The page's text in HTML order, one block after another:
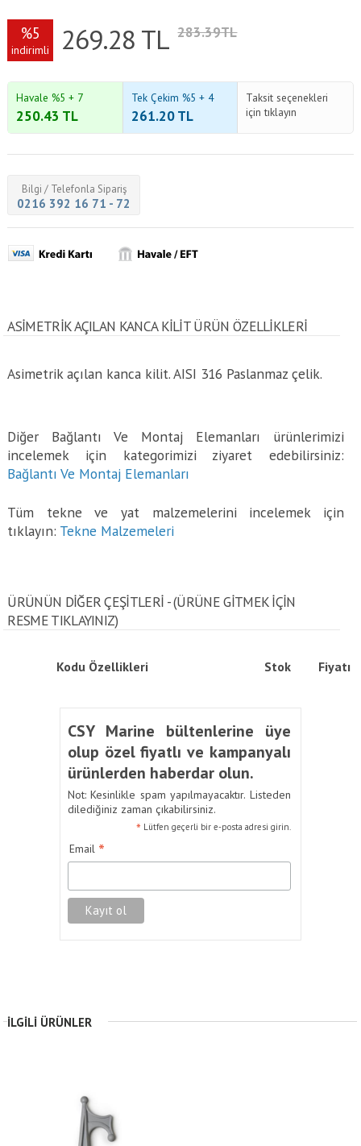
%5
indirimli 269.28 TL 283.39TL
Havale %5 + 7
250.43 TL
Tek Çekim %5 + 4
261.20TL
Taksit seçenekleri
için tıklayın
Bilgi / Telefonla Sipariş
0216 392 16 71 - 72
ASIMETRIK AÇILAN KANCA KILIT ÜRÜN ÖZELLİKLERİ
Asimetrik açılan kanca kilit. AISI 316 Paslanmaz çelik.
Diğer Bağlantı Ve Montaj Elemanları ürünlerimizi
incelemek için kategorimizi ziyaret edebilirsiniz:
Bağlantı Ve Montaj Elemanları
Tüm tekne ve yat malzemelerini incelemek için
tıklayın: Tekne Malzemeleri
ÜRÜNÜN DİĞER ÇEŞİTLERİ - (ÜRÜNE GITMEK IÇIN
RESME TIKLAYINIZ)
Kodu Özellikleri Stok Fiyatı
CSY Marine bültenlerine üye
olup özel fiyatlı ve kampanyalı
ürünlerden haberdar olun.
Not: Kesinlikle spam yapılmayacaktır. Listeden
dilediğiniz zaman çıkabilirsiniz.
* Lütfen geçerli bir e-posta adresi girin.
Email *
İLGILI ÜRÜNLER